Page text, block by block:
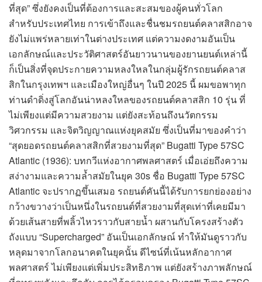
ที่สุด” ซึ่งยังคงเป็นที่ต้องการและสะสมของผู้คนทั่วโลก
สำหรับประเทศไทย การเข้าถึงและชื่นชมรถยนต์คลาสสิกอาจ
ยังไม่แพร่หลายเท่าในต่างประเทศ แต่ความงดงามอันเป็น
เอกลักษณ์และประวัติศาสตร์อันยาวนานของยานยนต์เหล่านี้
ก็เป็นสิ่งที่จุดประกายความหลงใหลในกลุ่มผู้รักรถยนต์คลาส
สิกในกรุงเทพฯ และเมืองใหญ่อื่นๆ ในปี 2025 นี้ ผมขอพาทุก
ท่านดำดิ่งสู่โลกอันน่าหลงใหลของรถยนต์คลาสสิก 10 รุ่น ที่
ไม่เพียงแต่มีความสวยงาม แต่ยังสะท้อนถึงนวัตกรรม
วิศวกรรม และจิตวิญญาณแห่งยุคสมัย ซึ่งเป็นที่มาของคำว่า
“สุดยอดรถยนต์คลาสสิกที่สวยงามที่สุด” Bugatti Type 57SC
Atlantic (1936): บทกวีแห่งอากาศพลศาสตร์ เมื่อเอ่ยถึงความ
สง่างามและความล้ำสมัยในยุค 30s ชื่อ Bugatti Type 57SC
Atlantic จะปรากฏขึ้นเสมอ รถยนต์คันนี้ได้รับการยกย่องอย่าง
กว้างขวางว่าเป็นหนึ่งในรถยนต์ที่สวยงามที่สุดเท่าที่เคยมีมา
ด้วยเส้นสายที่พลิ้วไหวราวกับสายน้ำ ผสานกับโครงสร้างตัว
ถังแบบ “Supercharged” อันเป็นเอกลักษณ์ ทำให้มันดูราวกับ
หลุดมาจากโลกอนาคตในยุคนั้น ดีไซน์ที่เน้นหลักอากาศ
พลศาสตร์ ไม่เพียงแต่เพิ่มประสิทธิภาพ แต่ยังสร้างภาพลักษณ์